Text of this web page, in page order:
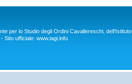
per lo Studio degli Ordini Cavallereschi, dell’Istituto
Sito ufficiale: www.iagi.info